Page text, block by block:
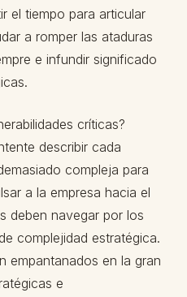
el tiempo para articular
a romper las ataduras
e infundir significado
críticas?
describir cada
compleja para
a la empresa hacia el
deben navegar por los
complejidad estratégica.
empantanados en la gran
e